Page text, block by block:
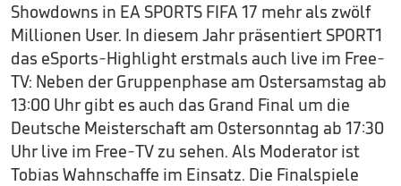
Showdowns in EA SPORTS FIFA 17 mehr als zwölf
Millionen User. In diesem Jahr präsentiert SPORT1
das eSports-Highlight erstmals auch live im Free-
TV: Neben der Gruppenphase am Ostersamstag ab
13:00 Uhr gibt es auch das Grand Final um die
Deutsche Meisterschaft am Ostersonntag ab 17:30
Uhr live im Free-TV zu sehen. Als Moderator ist
Tobias Wahnschaffe im Einsatz. Die Finalspiele